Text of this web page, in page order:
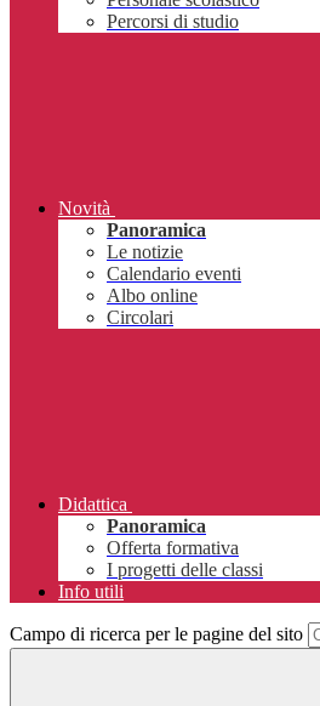
Percorsi di studio
Novità
Panoramica
Le notizie
Calendario eventi
Albo online
Circolari
Didattica
Panoramica
Offerta formativa
I progetti delle classi
Info utili
Campo di ricerca per le pagine del sito